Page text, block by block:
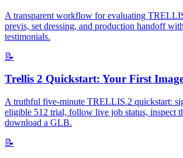
A transparent workflow for evaluating
previs, set dressing, and production handoff
testimonials.
📝
Trellis 2 Quickstart: Your First
A truthful five-minute TRELLIS.2 quickstart:
eligible 512 trial, follow live job status, inspect
download a GLB.
📝